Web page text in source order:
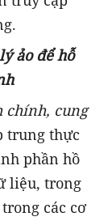
ảo để hỗ
chính, cung
trung thực
phần hồ
liệu, trong
các cơ